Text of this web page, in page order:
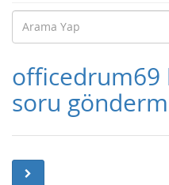
officedrum69
soru